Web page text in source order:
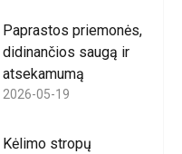
Paprastos priemonės,
didinančios saugą ir
atsekamumą
2026-05-19
Kėlimo stropų